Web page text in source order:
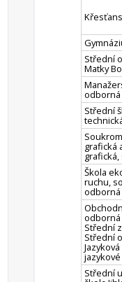
Střední
Matky
odborná
Střední
grafická
grafická,
Škola
ruchu,
odborná
odborná
Střední
Střední
Střední